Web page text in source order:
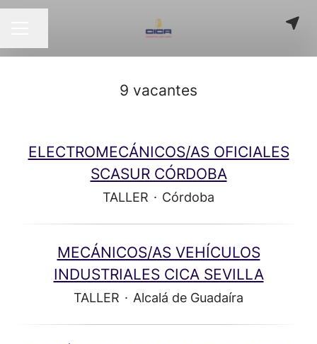
9 vacantes
ELECTROMECÁNICOS/AS OFICIALES
SCASUR CÓRDOBA
TALLER · Córdoba
MECÁNICOS/AS VEHÍCULOS
INDUSTRIALES CICA SEVILLA
TALLER · Alcalá de Guadaíra